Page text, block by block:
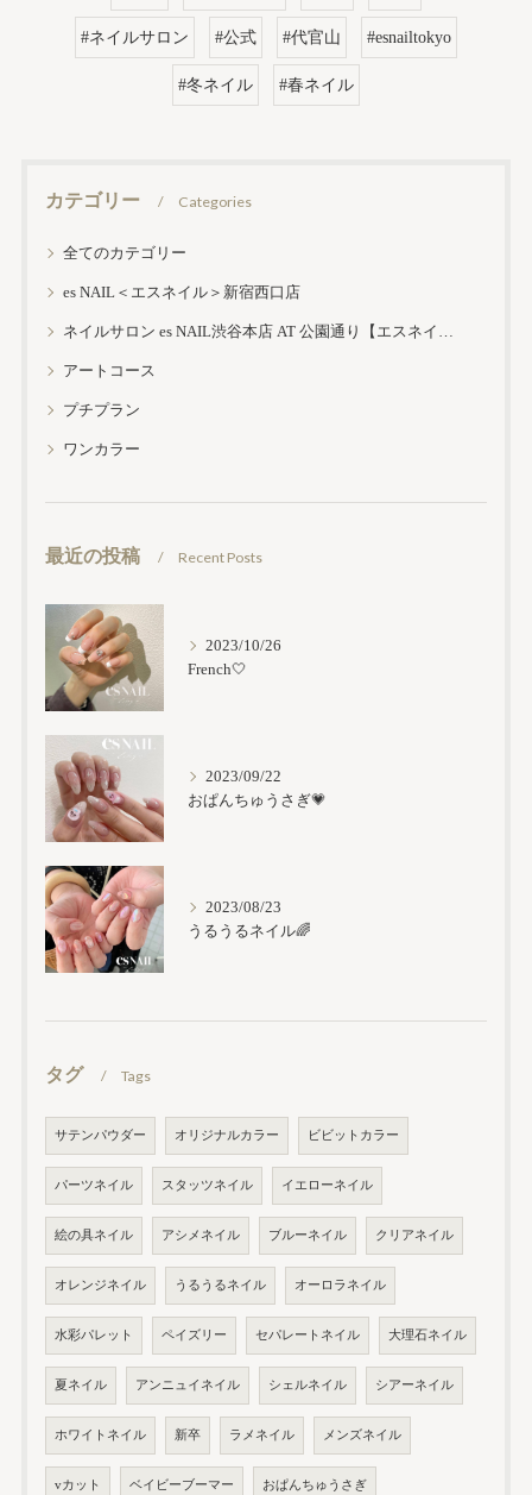
#ネイルサロン #公式 #代官山 #esnailtokyo
#冬ネイル #春ネイル
カテゴリー Categories
全てのカテゴリー
es NAIL＜エスネイル＞新宿西口店
ネイルサロン es NAIL渋谷本店 AT 公園通り【エスネイル渋谷本店】
アートコース
プチプラン
ワンカラー
最近の投稿 Recent Posts
2023/10/26
French🤍
2023/09/22
おぱんちゅうさぎ💗
2023/08/23
うるうるネイル🌈
タグ Tags
サテンパウダー オリジナルカラー ビビットカラー
パーツネイル スタッツネイル イエローネイル
絵の具ネイル アシメネイル ブルーネイル クリアネイル
オレンジネイル うるうるネイル オーロラネイル
水彩パレット ペイズリー セパレートネイル 大理石ネイル
夏ネイル アンニュイネイル シェルネイル シアーネイル
ホワイトネイル 新卒 ラメネイル メンズネイル
vカット ベイビーブーマー おぱんちゅうさぎ